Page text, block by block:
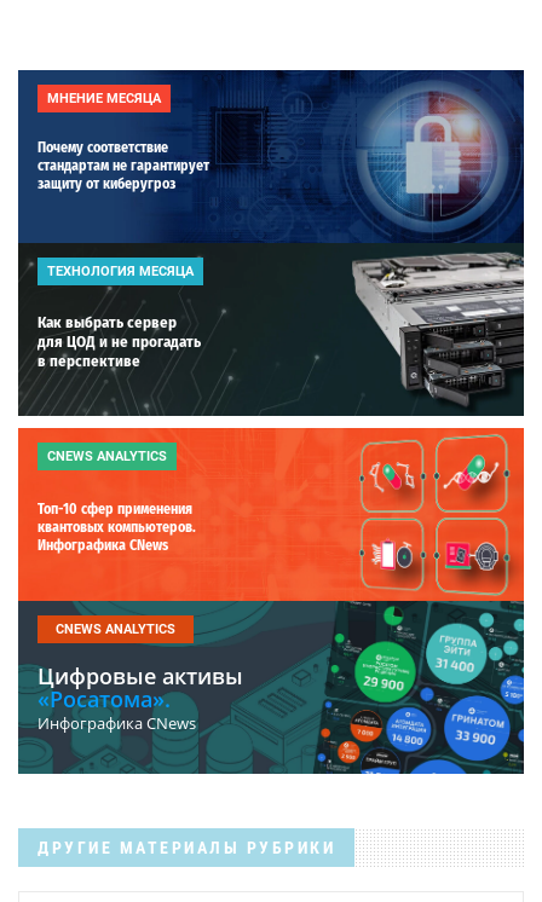
МНЕНИЕ МЕСЯЦА
Почему соответствие
стандартам не гарантирует
защиту от киберугроз
ТЕХНОЛОГИЯ МЕСЯЦА
Как выбрать сервер
для ЦОД и не прогадать
в перспективе
CNEWS ANALYTICS
Топ-10 сфер применения
квантовых компьютеров.
Инфографика CNews
CNEWS ANALYTICS
Цифровые активы
«Росатома».
Инфографика CNews
ДРУГИЕ МАТЕРИАЛЫ РУБРИКИ